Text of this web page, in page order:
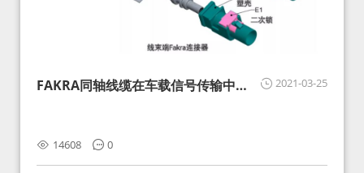
2021-03-25
FAKRA同轴线缆在车载信号传输中的
14608 0